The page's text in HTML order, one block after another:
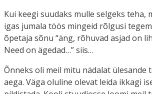
Kui keegi suudaks mulle selgeks teha,
igas jumala töös mingeid rõlgusi
õpetaja sõnu “äng, rõhuvad asjad on
Need on ägedad…” siis…
Õnneks oli meil mitu nädalat ülesande
aega. Väga oluline olevat leida ikkagi